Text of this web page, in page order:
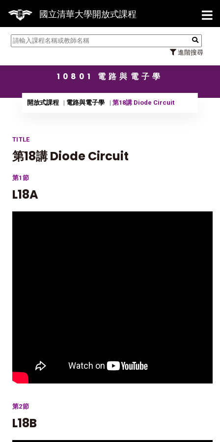
國立清華大學開放式課程
進階搜尋
【7/31】114學年度第
10801 電路與電子學
開放式課程 電路與電子學 第18講 Diode Circuit
TITLE
第18講 Diode Circuit
第1節
L18A
第2節
L18B